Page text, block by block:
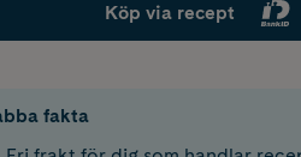
Köp via recept
fakta